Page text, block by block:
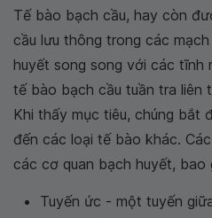
Tế bào bạch cầu, hay còn
cầu lưu thông trong các
huyết song song với các tĩnh
tế bào bạch cầu tuần tra liên
Khi thấy mục tiêu, chúng bắt
đến các loại tế bào khác.
các cơ quan bạch huyết, bao
Tuyến ức - một tuyến